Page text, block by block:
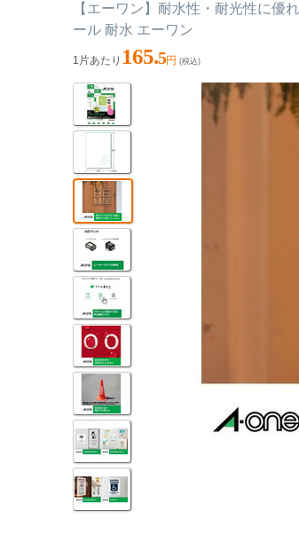
【エーワン】耐水性・耐光性に優
ール 耐水 エーワン
1片あたり 165.5円 (税込)